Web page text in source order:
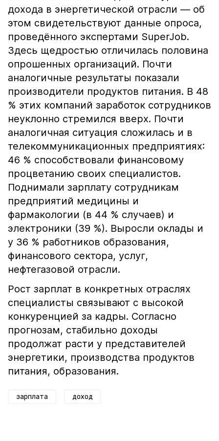
дохода в энергетической отрасли — об
этом свидетельствуют данные опроса,
проведённого экспертами SuperJob.
Здесь щедростью отличилась половина
опрошенных организаций. Почти
аналогичные результаты показали
производители продуктов питания. В 48
% этих компаний заработок сотрудников
неуклонно стремился вверх. Почти
аналогичная ситуация сложилась и в
телекоммуникационных предприятиях:
46 % способствовали финансовому
процветанию своих специалистов.
Поднимали зарплату сотрудникам
предприятий медицины и
фармакологии (в 44 % случаев) и
электроники (39 %). Выросли оклады и
у 36 % работников образования,
финансового сектора, услуг,
нефтегазовой отрасли.
Рост зарплат в конкретных отраслях
специалисты связывают с высокой
конкуренцией за кадры. Согласно
прогнозам, стабильно доходы
продолжат расти у представителей
энергетики, производства продуктов
питания, образования.
зарплата доход